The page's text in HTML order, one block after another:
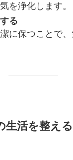
を浄化します。
る
に保つことで
生活を整える